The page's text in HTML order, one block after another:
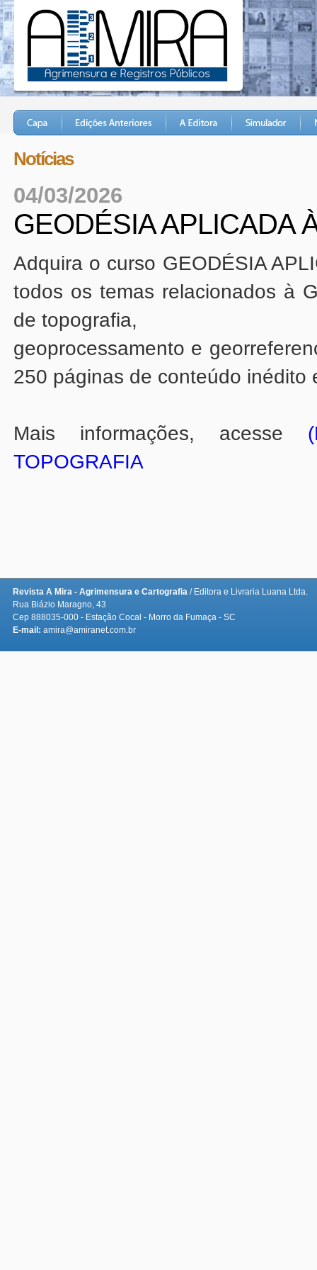
Notícias
04/03/2026
GEODÉSIA APLICADA
de topografia,
250 páginas de conteúdo inédito
Mais informações, acesse
TOPOGRAFIA
Revista A Mira - Agrimensura e Cartografia / Editora e Livraria Luana Ltda.
Rua Biázio Maragno, 43
Cep 888035-000 - Estação Cocal - Morro da Fumaça - SC
E-mail: amira@amiranet.com.br